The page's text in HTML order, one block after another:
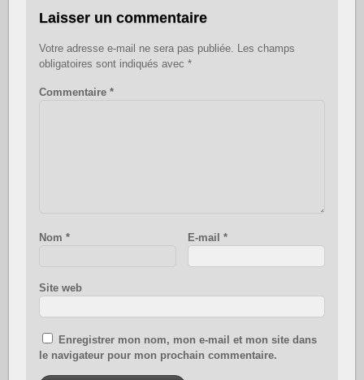
Laisser un commentaire
Votre adresse e-mail ne sera pas publiée. Les champs
obligatoires sont indiqués avec *
Commentaire *
Nom * E-mail*
Site web
Enregistrer mon nom, mon e-mail et mon site dans
le navigateur pour mon prochain commentaire.